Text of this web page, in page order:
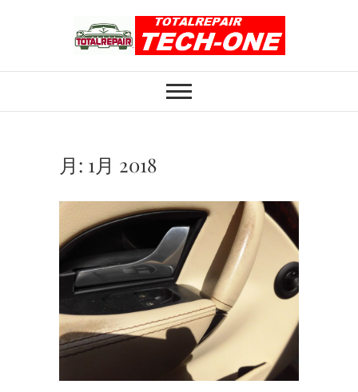
ホイール修理のト
ータルリペアテッ
クワン
月: 1月 2018